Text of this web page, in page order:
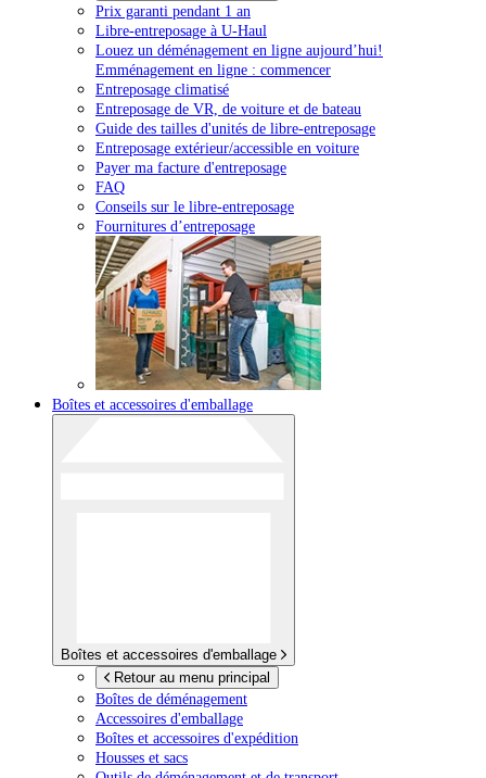
Prix garanti pendant 1 an
Libre-entreposage à U-Haul
Louez un déménagement en ligne aujourd’hui!
Emménagement en ligne : commencer
Entreposage climatisé
Entreposage de VR, de voiture et de bateau
Guide des tailles d'unités de libre-entreposage
Entreposage extérieur/accessible en voiture
Payer ma facture d'entreposage
FAQ
Conseils sur le libre-entreposage
Fournitures d’entreposage
Boîtes et accessoires d'emballage
Boîtes et accessoires d'emballage
Retour au menu principal
Boîtes de déménagement
Accessoires d'emballage
Boîtes et accessoires d'expédition
Housses et sacs